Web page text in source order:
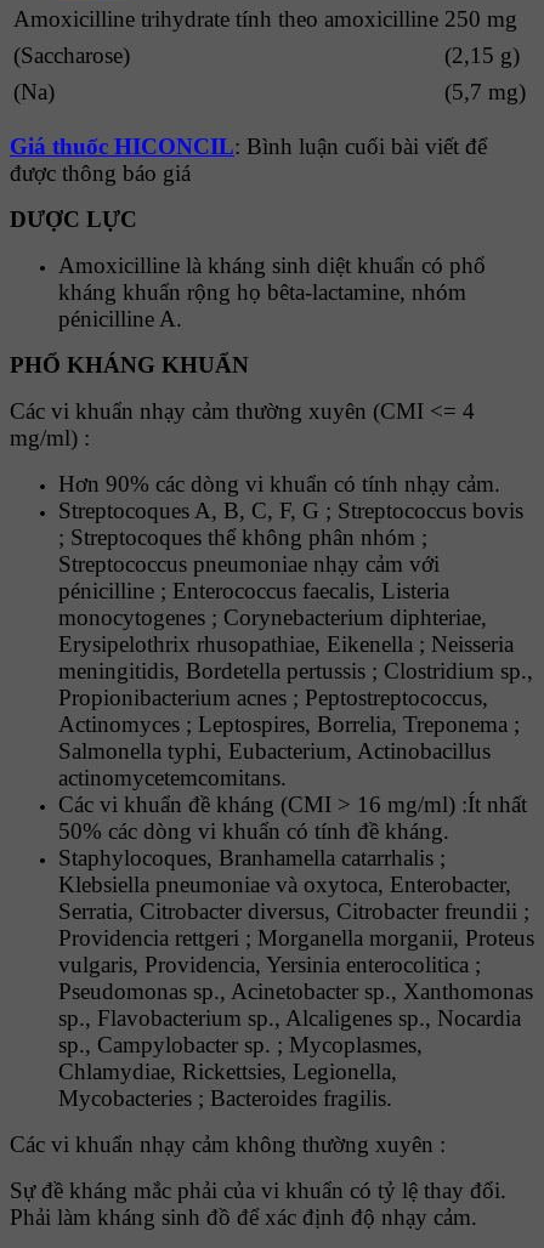
Amoxicilline trihydrate tính theo amoxicilline 250 mg
(Saccharose)
(2,15 g)
(Na)
(5,7 mg)
Giá thuốc HICONCIL: Bình luận cuối bài viết để
được thông báo giá
DƯỢC LỰC
Amoxicilline là kháng sinh diệt khuẩn có phổ
kháng khuẩn rộng họ bêta-lactamine, nhóm
pénicilline A.
PHỔ KHÁNG KHUẨN
Các vi khuẩn nhạy cảm thường xuyên (CMI <= 4
mg/ml) :
Hơn 90% các dòng vi khuẩn có tính nhạy cảm.
Streptocoques A, B, C, F, G ; Streptococcus bovis
; Streptocoques thể không phân nhóm ;
Streptococcus pneumoniae nhạy cảm với
pénicilline ; Enterococcus faecalis, Listeria
monocytogenes ; Corynebacterium diphteriae,
Erysipelothrix rhusopathiae, Eikenella ; Neisseria
meningitidis, Bordetella pertussis ; Clostridium sp.,
Propionibacterium acnes ; Peptostreptococcus,
Actinomyces ; Leptospires, Borrelia, Treponema ;
Salmonella typhi, Eubacterium, Actinobacillus
actinomycetemcomitans.
Các vi khuẩn đề kháng (CMI > 16 mg/ml) :Ít nhất
50% các dòng vi khuẩn có tính đề kháng.
Staphylocoques, Branhamella catarrhalis ;
Klebsiella pneumoniae và oxytoca, Enterobacter,
Serratia, Citrobacter diversus, Citrobacter freundii ;
Providencia rettgeri ; Morganella morganii, Proteus
vulgaris, Providencia, Yersinia enterocolitica ;
Pseudomonas sp., Acinetobacter sp., Xanthomonas
sp., Flavobacterium sp., Alcaligenes sp., Nocardia
sp., Campylobacter sp. ; Mycoplasmes,
Chlamydiae, Rickettsies, Legionella,
Mycobacteries ; Bacteroides fragilis.
Các vi khuẩn nhạy cảm không thường xuyên :
Sự đề kháng mắc phải của vi khuẩn có tỷ lệ thay đổi.
Phải làm kháng sinh đồ để xác định độ nhạy cảm.